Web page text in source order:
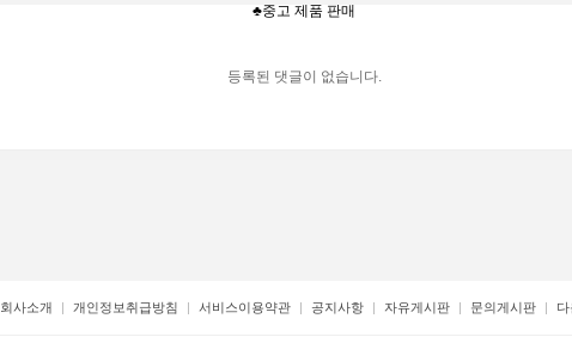
♣중고 제품 판매
등록된 댓글이 없습니다.
회사소개 개인정보취급방침 서비스이용약관 공지사항 자유게시판 문의게시판 다